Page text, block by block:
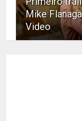
Mike
Video